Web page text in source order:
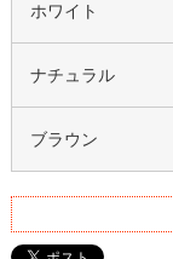
ホワイト
ナチュラル
ブラウン